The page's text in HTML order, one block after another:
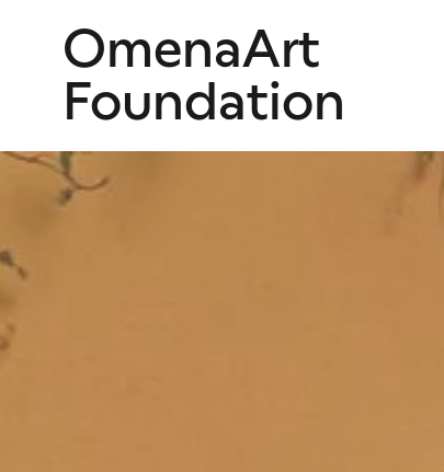
OmenaArt
Foundation